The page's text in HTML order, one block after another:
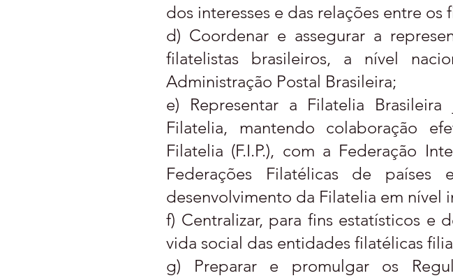
dos interesses e das relações entre
d) Coordenar e assegurar a
filatelistas brasileiros, a nível
Administração Postal Brasileira;
e) Representar a Filatelia
Filatelia, mantendo colaboração
Filatelia (F.I.P.), com a Federação
Federações Filatélicas de países
desenvolvimento da Filatelia em nível
f) Centralizar, para fins estatísticos e
vida social das entidades filatélicas
g) Preparar e promulgar os